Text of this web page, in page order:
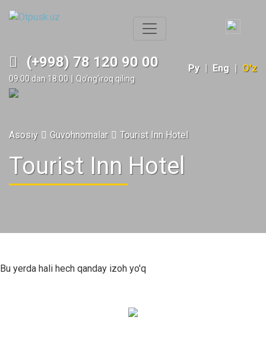
(+998) 78 120 90 00
09:00 dan 18:00 | Qo‘ng‘iroq qiling
Ру | Eng | O'z
Asosiy Guvohnomalar Tourist Inn Hotel
Tourist Inn Hotel
Bu yerda hali hech qanday izoh yo'q